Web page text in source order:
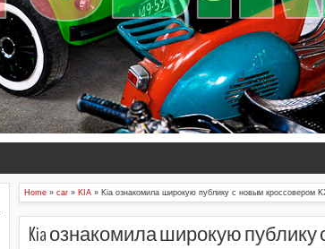
Home » car » KIA » Kia ознакомила широкую публику с новым кроссовером
Kia ознакомила широкую публику